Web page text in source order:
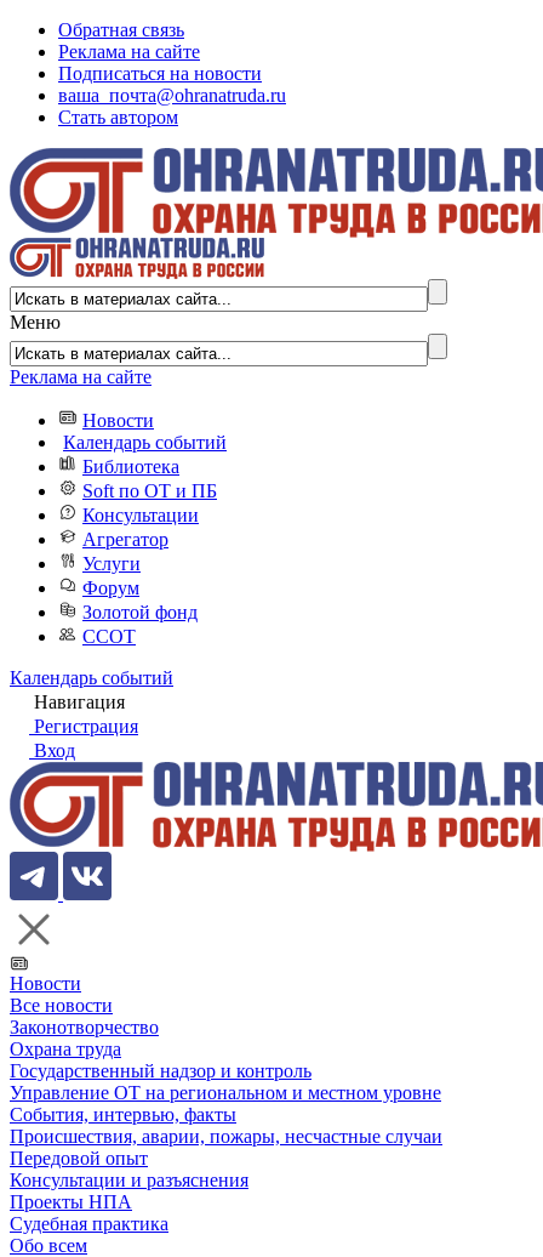
Обратная связь
Реклама на сайте
Подписаться на новости
ваша_почта@ohranatruda.ru
Стать автором
Меню
Реклама на сайте
Новости
Календарь событий
Библиотека
Soft по ОТ и ПБ
Консультации
Агрегатор
Услуги
Форум
Золотой фонд
ССОТ
Календарь событий
Навигация
Регистрация
Вход
Новости
Все новости
Законотворчество
Охрана труда
Государственный надзор и контроль
Управление ОТ на региональном и местном уровне
События, интервью, факты
Происшествия, аварии, пожары, несчастные случаи
Передовой опыт
Консультации и разъяснения
Проекты НПА
Судебная практика
Обо всем